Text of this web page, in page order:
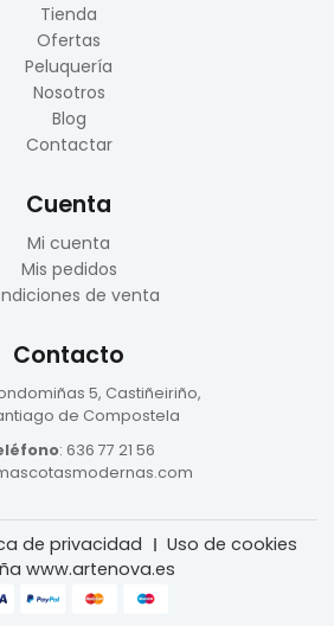
Tienda
Ofertas
Peluquería
Nosotros
Blog
Contactar
Cuenta
Mi cuenta
Mis pedidos
de venta
Contacto
5, Castiñeiriño,
de Compostela
: 636 77 21 56
de privacidad
Uso de cookies
www.artenova.es